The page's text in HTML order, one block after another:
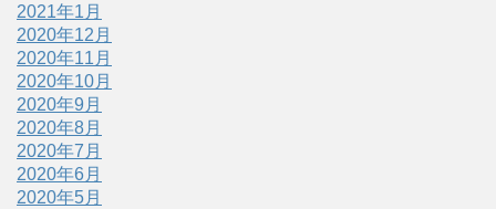
2021年1月
2020年12月
2020年11月
2020年10月
2020年9月
2020年8月
2020年7月
2020年6月
2020年5月